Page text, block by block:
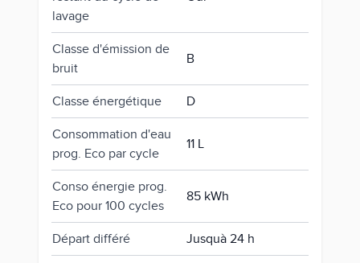
lavage
Classe d'émission de
bruit
B
Classe énergétique D
Consommation d'eau
prog. Eco par cycle
11 L
Conso énergie prog.
Eco pour 100 cycles
85 kWh
Départ différé Jusquà 24 h